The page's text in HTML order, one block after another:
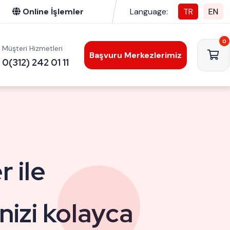
Online İşlemler Language: TR EN
Müşteri Hizmetleri
0(312) 242 01 11
Başvuru Merkezlerimiz
0
İmza
ile
kolayca
İmza
ile
kolayca